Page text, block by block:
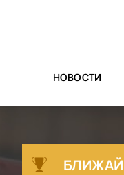
НОВОСТИ